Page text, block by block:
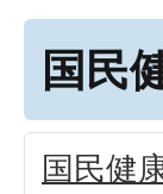
国民
国民健